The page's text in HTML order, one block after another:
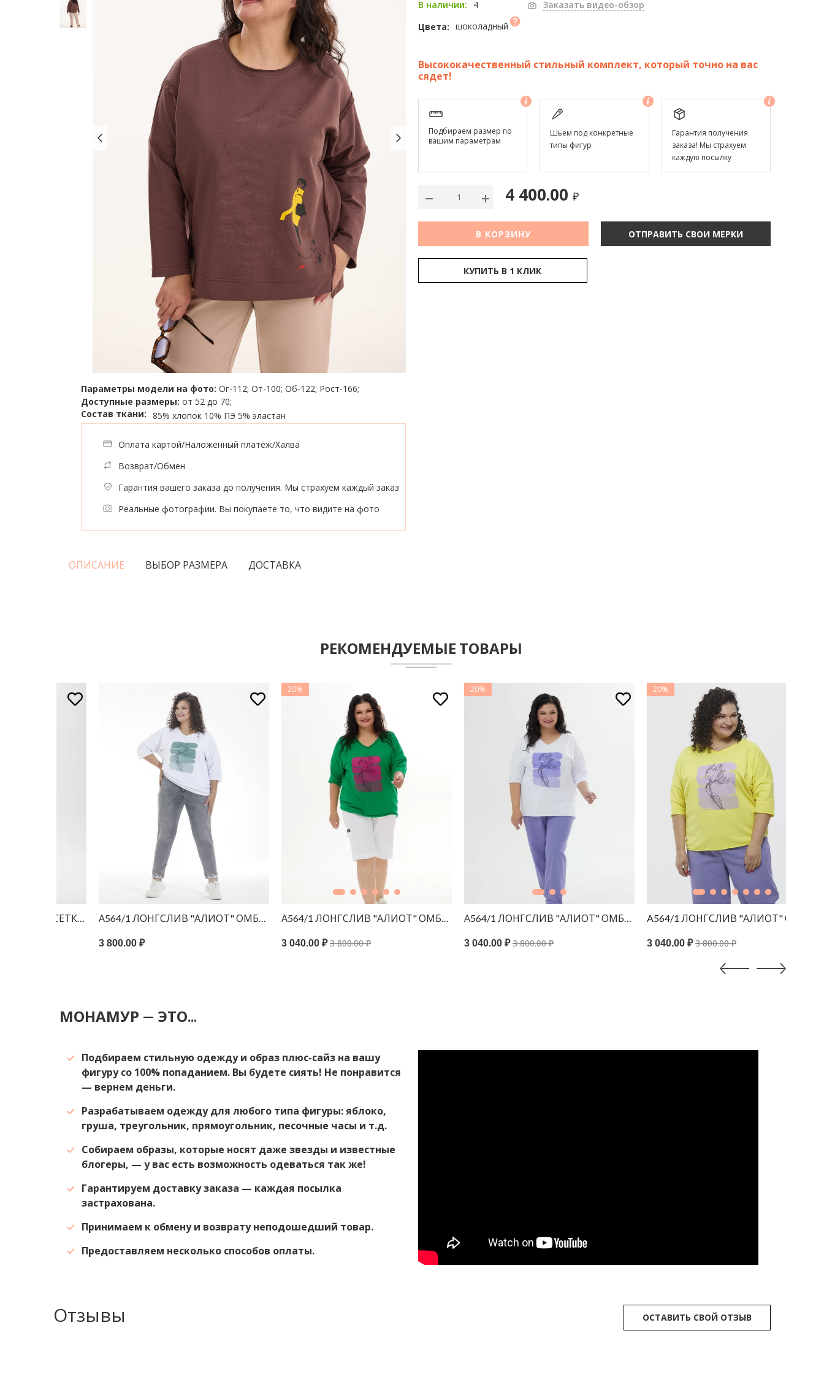
Параметры модели на фото: Ог-112; От-100; Об-122; Рост-166;
Доступные размеры: от 52 до 70;
Состав ткани: 85% хлопок 10% ПЭ 5% эластан
Оплата картой/Наложенный платёж/Халва
Возврат/Обмен
Гарантия вашего заказа до получения. Мы страхуем каждый заказ
Реальные фотографии. Вы покупаете то, что видите на фото
В наличии: 4
Заказать видео-обзор
Цвета: шоколадный
Высококачественный стильный комплект, который точно на вас
сядет!
Подбираем размер по
вашим параметрам
Шьем под конкретные
типы фигур
Гарантия получения
заказа! Мы страхуем
каждую посылку
4 400.00 ₽
В КОРЗИНУ ОТПРАВИТЬ СВОИ МЕРКИ
КУПИТЬ В 1 КЛИК
ОПИСАНИЕ ВЫБОР РАЗМЕРА ДОСТАВКА
РЕКОМЕНДУЕМЫЕ ТОВАРЫ
СЕТКА ЧЕРНЫЙА564/1 ЛОНГСЛИВ "АЛИОТ" ОМБРЕ БЕЛЫЙ ПРИНТ МЯТА
3 800.00 ₽
А564/1 ЛОНГСЛИВ "АЛИОТ" ОМБРЕ ЗЕЛЕНЫЙ
3 040.00 ₽3 800.00 ₽
А564/1 ЛОНГСЛИВ "АЛИОТ" ОМБРЕ БЕЛЫЙ ПРИНТ ЛАВАНДА
3 040.00 ₽3 800.00 ₽
A564/1 ЛОНГСЛИВ "АЛИОТ" ОМБРЕ
3 040.00 ₽3 800.00 ₽
МОНАМУР — ЭТО...
Подбираем стильную одежду и образ плюс-сайз на вашу
фигуру со 100% попаданием. Вы будете сиять! Не понравится
— вернем деньги.
Разрабатываем одежду для любого типа фигуры: яблоко,
груша, треугольник, прямоугольник, песочные часы и т.д.
Собираем образы, которые носят даже звезды и известные
блогеры, — у вас есть возможность одеваться так же!
Гарантируем доставку заказа — каждая посылка
застрахована.
Принимаем к обмену и возврату неподошедший товар.
Предоставляем несколько способов оплаты.
Отзывы ОСТАВИТЬ СВОЙ ОТЗЫВ